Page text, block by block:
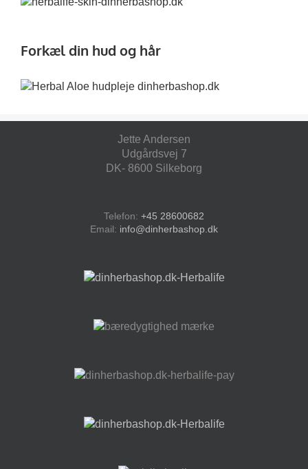
Forkæl din hud og hår
Jette Andersen
Udgårdsvej 7
DK- 8600 Silkeborg
Telefon: +45 28600682
Email: info@dinherbashop.dk